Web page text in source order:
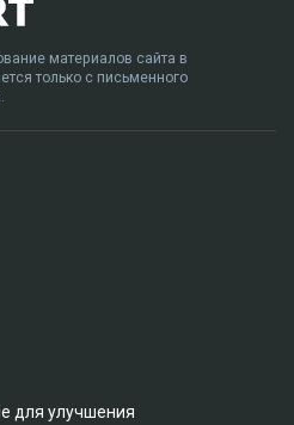
материалов сайта в
только с письменного
для улучшения